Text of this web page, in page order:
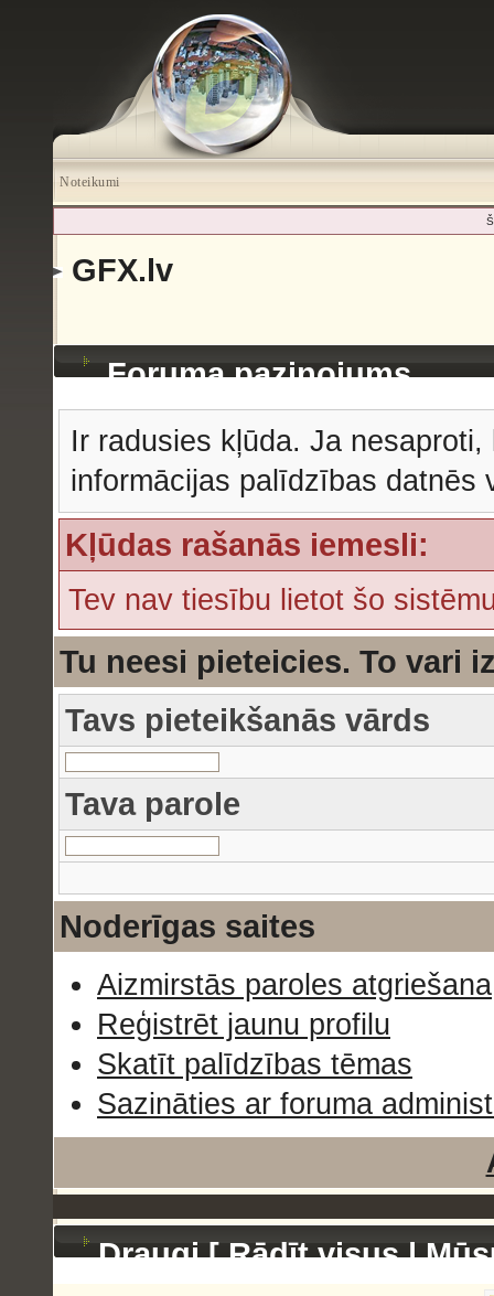
Noteikumi
GFX.lv
Foruma paziņojums
Ir radusies kļūda. Ja
informācijas palīdzības datnēs
Kļūdas rašanās iemesli:
Tev nav tiesību lietot šo
Tu neesi pieteicies. To vari
Tavs pieteikšanās vārds
Tava parole
Noderīgas saites
Aizmirstās paroles atgriešana
Reģistrēt jaunu profilu
Skatīt palīdzības tēmas
Sazināties ar foruma
Draugi [Rādīt visus|